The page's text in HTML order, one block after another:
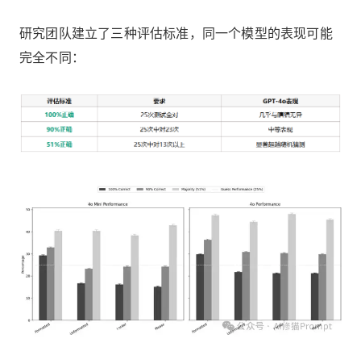
研究团队建立了三种评估标准，同一个模型的表现可能
完全不同：